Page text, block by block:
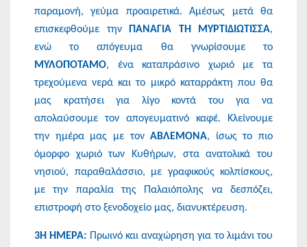
παραμονή, γεύμα προαιρετικά. Αμέσως μετά θα
επισκεφθούμε την
ΠΑΝΑΓΙΑ ΤΗ ΜΥΡΤΙΔΙΩΤΙΣΣΑ,
ενώ το απόγευμα θα γνωρίσουμε το
ΜΥΛΟΠΟΤΑΜΟ, ένα καταπράσινο χωριό με τα
τρεχούμενα νερά και το μικρό καταρράκτη που θα
μας κρατήσει για λίγο κοντά του για να
απολαύσουμε τον απογευματινό καφέ. Κλείνουμε
την ημέρα μας με τονΑΒΛΕΜΟΝΑ, ίσως το πιο
όμορφο χωριό των Κυθήρων, στα ανατολικά του
νησιού, παραθαλάσσιο, με γραφικούς κολπίσκους,
με την παραλία της Παλαιόπολης να δεσπόζει,
επιστροφή στο ξενοδοχείο μας, διανυκτέρευση.
3Η ΗΜΕΡΑ: Πρωινό και αναχώρηση για το λιμάνι του